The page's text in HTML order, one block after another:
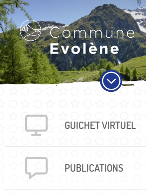
GUICHET VIRTUEL
PUBLICA­TIONS